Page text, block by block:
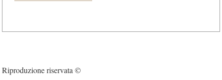
Riproduzione riservata ©